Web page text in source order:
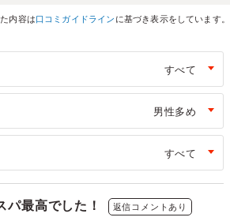
内容は口コミガイドライン に基づき表示をしています。
パ最高でした！ 返信コメントあり